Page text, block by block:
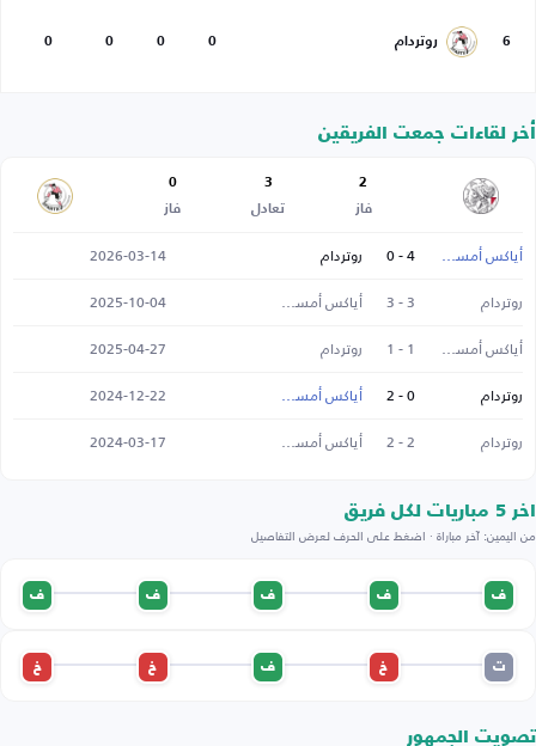
6 روتردام 0
0
0
0
أخر لقاءات جمعت الفريقين
2
فاز
3
تعادل
0
فاز
أياكس أمستردام 4 - 0 روتردام
2026-03-14
روتردام
3 - 3 أياكس أمستردام
2025-10-04
أياكس أمستردام
1 - 1 روتردام
2025-04-27
روتردام
0 - 2 أياكس أمستردام
2024-12-22
روتردام
2 - 2 أياكس أمستردام 2024-03-17
اخر 5 مباريات لكل فريق
من اليمين: آخر مباراة · اضغط على الحرف لعرض التفاصيل
ف ف ف ف ف
ت خ ف خ خ
تصويت الجمهور